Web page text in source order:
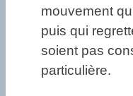
mouvement
puis qui
soient pas
particulière.